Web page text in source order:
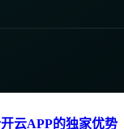
云APP的独家优势